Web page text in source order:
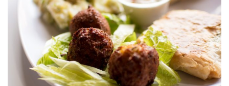
filozofia życia
wolność od stresu
miłość i rodzina
w rodzinie
wychowanie dzieci